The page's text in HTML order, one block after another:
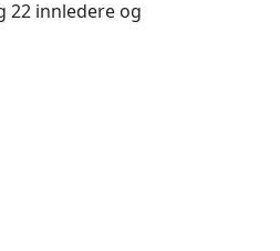
22 innledere og